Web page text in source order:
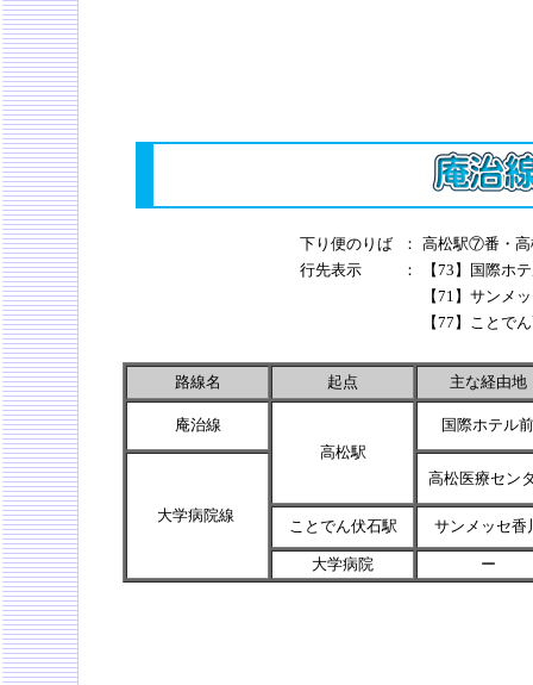
下り便のりば ： 高松駅⑦番・
行先表示
：
【73】国際ホ
【71】サンメ
【77】ことで
路線名 起点 主な経由地
庵治線
高松駅
国際ホテル前
大学病院線
高松医療セン
ことでん伏石駅 サンメッセ香
大学病院 ー